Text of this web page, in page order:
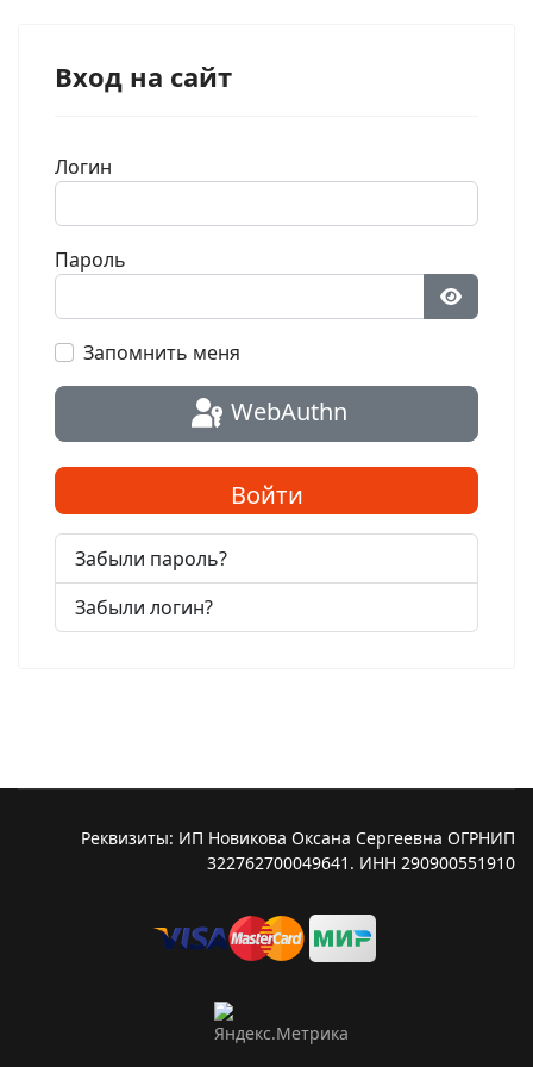
Вход на сайт
Логин
Пароль
Запомнить меня
WebAuthn
Войти
Забыли пароль?
Забыли логин?
Реквизиты: ИП Новикова Оксана Сергеевна ОГРНИП
322762700049641. ИНН 290900551910